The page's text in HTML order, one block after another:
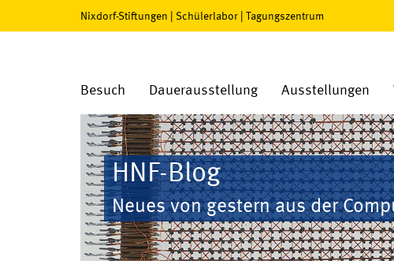
Nixdorf-Stiftungen | Schülerlabor | Tagungszentrum
Besuch Dauerausstellung Ausstellungen
HNF-Blog
Neues von gestern aus der